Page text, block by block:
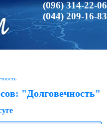
(096) 314-22-06
(044) 209-16-83
"Долговечность"